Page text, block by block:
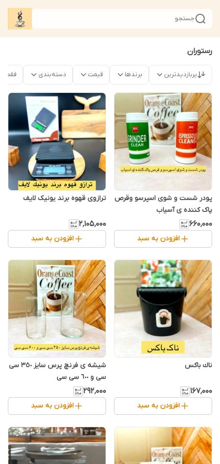
جستجو
رستوران
پربازدیدترین برندها قیمت دسته‌بندی فقط
پودر شست و شوی اسپرسو وقرص
پاک کننده ی آسیاب
۶۶۰٬۰۰۰
افزودن به سبد
ترازوی قهوه برند یونیک لایف
۲٬۱۰۵٬۰۰۰
افزودن به سبد
ناك باكس
۱۶۷٬۰۰۰
افزودن به سبد
شیشه ی فرنچ پرس سایز ٣٥٠ سی
سی و ٦٠٠ سی سی
۲۹۲٬۰۰۰
افزودن به سبد